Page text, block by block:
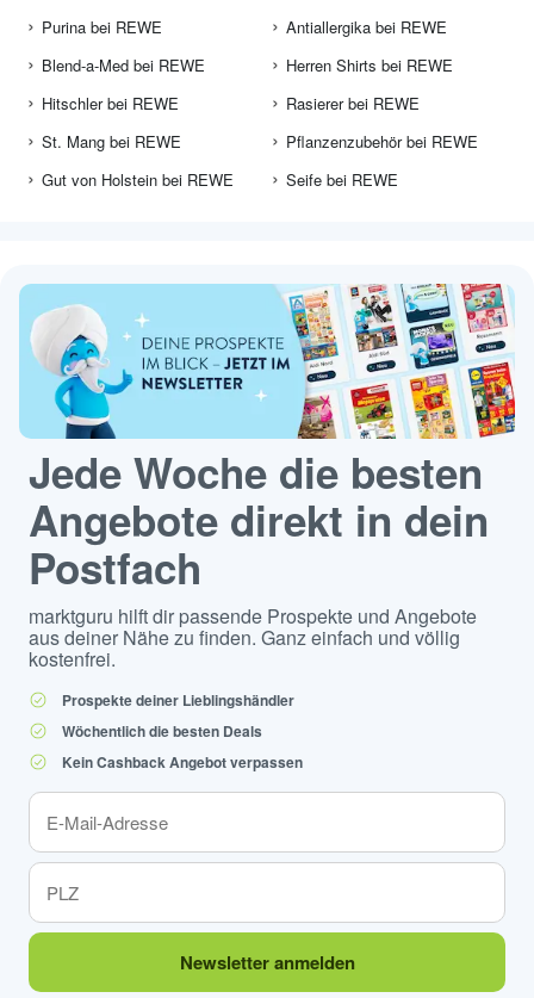
Purina bei REWE
Blend-a-Med bei REWE
Hitschler bei REWE
St. Mang bei REWE
Gut von Holstein bei REWE
Antiallergika bei REWE
Herren Shirts bei REWE
Rasierer bei REWE
Pflanzenzubehör bei REWE
Seife bei REWE
Jede Woche die besten
Angebote direkt in dein
Postfach
marktguru hilft dir passende Prospekte und Angebote
aus deiner Nähe zu finden. Ganz einfach und völlig
kostenfrei.
Prospekte deiner Lieblingshändler
Wöchentlich die besten Deals
Kein Cashback Angebot verpassen
Newsletter anmelden